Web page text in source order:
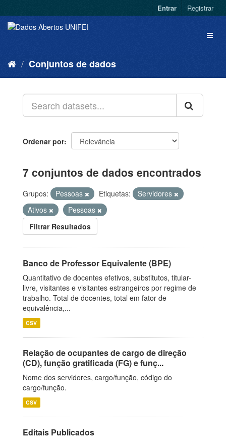
Entrar Registrar
Conjuntos de dados
Ordenar por
7 conjuntos de dados encontrados
Grupos: Pessoas Etiquetas:
Servidores
Ativos
Pessoas
Filtrar Resultados
Banco de Professor Equivalente (BPE)
Quantitativo de docentes efetivos, substitutos, titular-
livre, visitantes e visitantes estrangeiros por regime de
trabalho. Total de docentes, total em fator de
equivalência,...
CSV
Relação de ocupantes de cargo de direção
(CD), função gratificada (FG) e funç...
Nome dos servidores, cargo/função, código do
cargo/função.
CSV
Editais Publicados